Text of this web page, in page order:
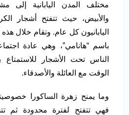
مختلف المدن اليابانية إلى
والأبيض، حيث تتفتح أشجار
اليابانيون كل عام. وتقام خلال
باسم “هانامي”، وهي عادة
الناس تحت الأشجار للاستمتاع
الوقت مع العائلة والأصدقاء.
وما يمنح زهرة الساكورا
فهي تتفتح لفترة محدودة ثم